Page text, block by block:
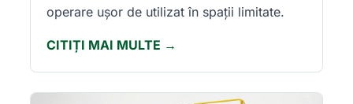
operare ușor de utilizat în spații limitate.
CITIȚI MAI MULTE →